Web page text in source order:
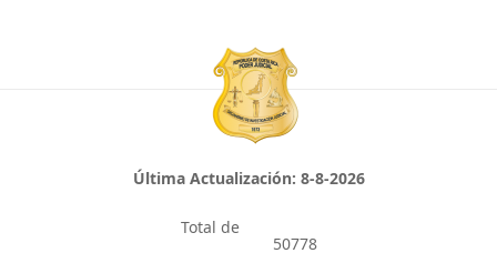
Última Actualización: 8-8-2026
Total de
50778